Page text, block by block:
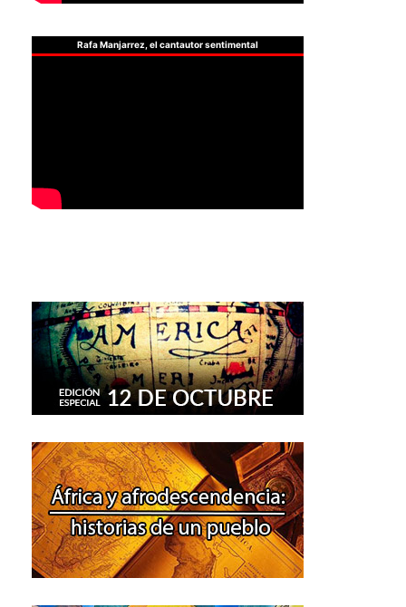
Rafa Manjarrez, el cantautor sentimental